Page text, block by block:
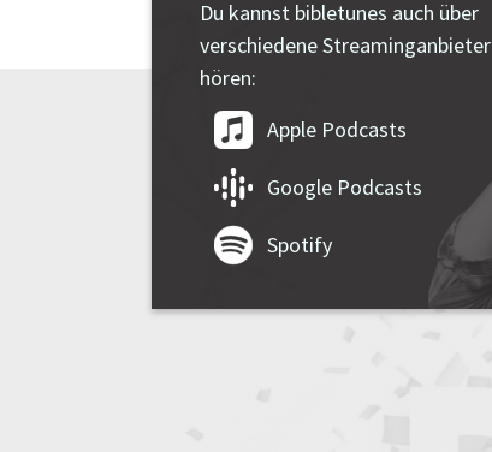
Du kannst bibletunes auch über
verschiedene Streaminganbieter
hören:
Apple Podcasts
Google Podcasts
Spotify